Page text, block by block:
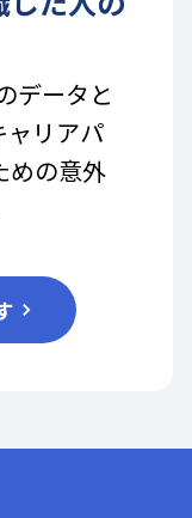
データと
ャリアパ
めの意外